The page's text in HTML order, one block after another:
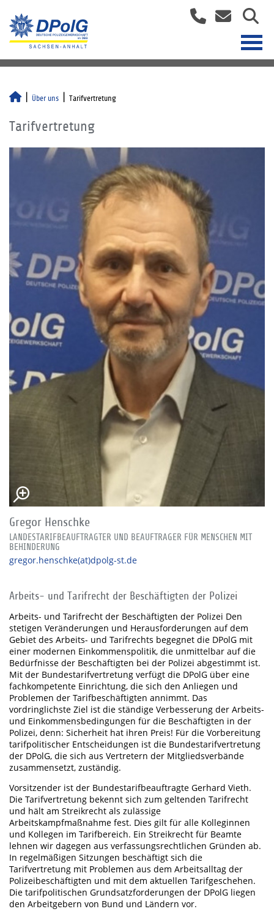
Über uns Tarifvertretung
Tarifvertretung
Gregor Henschke
LANDESTARIFBEAUFTRAGTER UND BEAUFTRAGER FÜR MENSCHEN MIT
BEHINDERUNG
gregor.henschke(at)dpolg-st.de
Arbeits- und Tarifrecht der Beschäftigten der Polizei
Arbeits- und Tarifrecht der Beschäftigten der Polizei Den
stetigen Veränderungen und Herausforderungen auf dem
Gebiet des Arbeits- und Tarifrechts begegnet die DPolG mit
einer modernen Einkommenspolitik, die unmittelbar auf die
Bedürfnisse der Beschäftigten bei der Polizei abgestimmt ist.
Mit der Bundestarifvertretung verfügt die DPolG über eine
fachkompetente Einrichtung, die sich den Anliegen und
Problemen der Tarifbeschäftigten annimmt. Das
vordringlichste Ziel ist die ständige Verbesserung der Arbeits-
und Einkommensbedingungen für die Beschäftigten in der
Polizei, denn: Sicherheit hat ihren Preis! Für die Vorbereitung
tarifpolitischer Entscheidungen ist die Bundestarifvertretung
der DPolG, die sich aus Vertretern der Mitgliedsverbände
zusammensetzt, zuständig.
Vorsitzender ist der Bundestarifbeauftragte Gerhard Vieth.
Die Tarifvertretung bekennt sich zum geltenden Tarifrecht
und hält am Streikrecht als zulässige
Arbeitskampfmaßnahme fest. Dies gilt für alle Kolleginnen
und Kollegen im Tarifbereich. Ein Streikrecht für Beamte
lehnen wir dagegen aus verfassungsrechtlichen Gründen ab.
In regelmäßigen Sitzungen beschäftigt sich die
Tarifvertretung mit Problemen aus dem Arbeitsalltag der
Polizeibeschäftigten und mit dem aktuellen Tarifgeschehen.
Die tarifpolitischen Grundsatzforderungen der DPolG liegen
den Arbeitgebern von Bund und Ländern vor.